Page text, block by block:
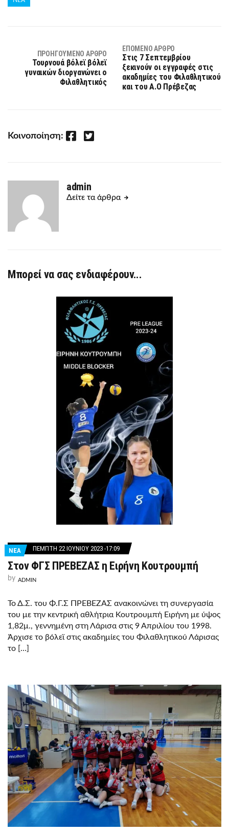
ΠΡΟΗΓΟΎΜΕΝΟ ΆΡΘΡΟ
Τουρνουά βόλεϊ βόλεϊ
γυναικών διοργανώνει ο
Φιλαθλητικός
ΕΠΌΜΕΝΟ ΆΡΘΡΟ
Στις 7 Σεπτεμβρίου
ξεκινούν οι εγγραφές στις
ακαδημίες του Φιλαθλητικού
και του Α.Ο Πρέβεζας
Κοινοποίηση: Facebook Twitter
admin
Δείτε τα άρθρα
Μπορεί να σας ενδιαφέρουν...
ΝΕΑ ΠΈΜΠΤΗ 22 ΙΟΥΝΊΟΥ 2023 -17:09
Στον ΦΓΣ ΠΡΕΒΕΖΑΣ η Ειρήνη Κουτρουμπή
by ADMIN
Το Δ.Σ. του Φ.Γ.Σ ΠΡΕΒΕΖΑΣ ανακοινώνει τη συνεργασία
του με την κεντρική αθλήτρια Κουτρουμπή Ειρήνη με ύψος
1,82μ., γεννημένη στη Λάρισα στις 9 Απριλίου του 1998.
Άρχισε το βόλεϊ στις ακαδημίες του Φιλαθλητικού Λάρισας
το […]